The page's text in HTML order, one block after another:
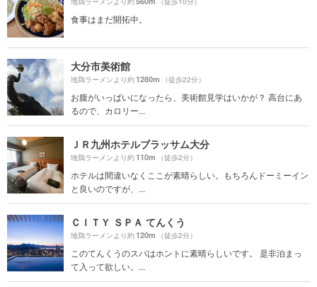
食事はまだ開拓中。
大分市美術館
地鶏ラーメンより約1280m （徒歩22分）
お腹がいっぱいになったら、美術館見学はいかが？ 高台にあ
るので、カロリー...
ＪＲ九州ホテルブラッサム大分
地鶏ラーメンより約110m （徒歩2分）
ホテルは間違いなくここが素晴らしい。もちろんドーミーイン
と良いのですが、...
ＣＩＴＹ ＳＰＡ てんくう
地鶏ラーメンより約120m （徒歩2分）
このてんくうのスパはホントに素晴らしいです。 是非泊まっ
て入って欲しい。...